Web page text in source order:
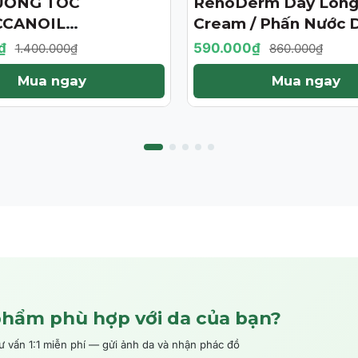
125ML (PHIÊN
HẠN)
1.400.000₫
Mua ngay
Cream / Phấn Nước
Da Chống Nắng-
Tự Nhiên
590.000₫ 860.000₫
Mua ngay
phù hợp với da của bạn?
vấn 1:1 miễn phí — gửi ảnh da và nhận phác đồ